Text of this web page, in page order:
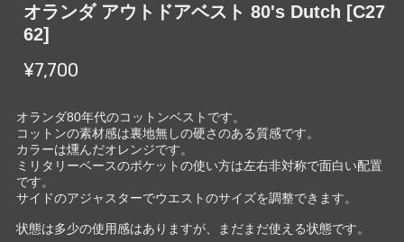
オランダ アウトドアベスト 80's Dutch [C27
62]
¥7,700
オランダ80年代のコットンベストです。
コットンの素材感は裏地無しの硬さのある質感です。
カラーは燻んだオレンジです。
ミリタリーベースのポケットの使い方は左右非対称で面白い配置
です。
サイドのアジャスターでウエストのサイズを調整できます。
状態は多少の使用感はありますが、まだまだ使える状態です。